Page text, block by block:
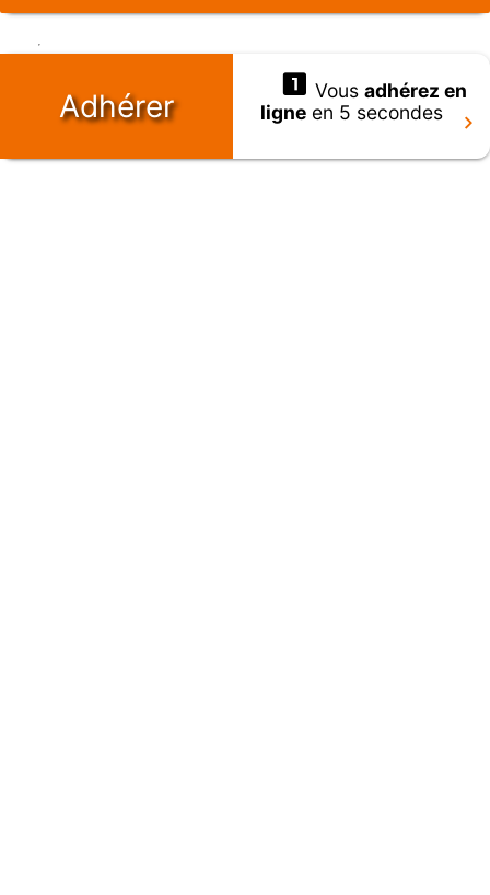
Adhérer Vousadhérez en
ligneen 5 secondes